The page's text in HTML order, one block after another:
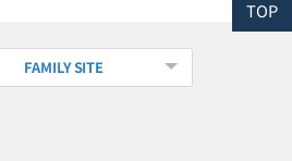
FAMILY SITE
TOP